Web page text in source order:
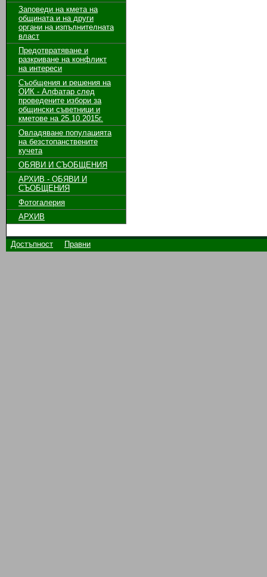
Заповеди на кмета на
общината и на други
органи на изпълнителната
власт
Предотвратяване и
разкриване на конфликт
на интереси
Съобщения и решения на
ОИК - Алфатар след
проведените избори за
общински съветници и
кметове на 25.10.2015г.
Овладяване популацията
на безстопанствените
кучета
ОБЯВИ И СЪОБЩЕНИЯ
АРХИВ - ОБЯВИ И
СЪОБЩЕНИЯ
Фотогалерия
АРХИВ
Достъпност Правни